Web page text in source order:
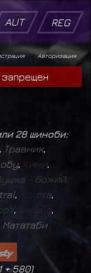
AUT REG
Авторизация
запрещен
28 шиноби:
Травник,
, Кими
ушка - божий
orora
pY, lurio
Мататаби
+580)